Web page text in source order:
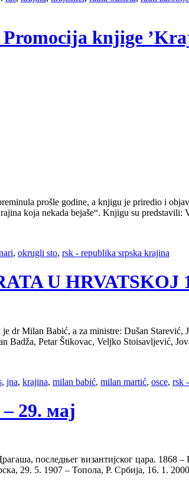
knjige
prošle godine, a knjigu je priredio i
koja nekada bejaše“. Knjigu su
, okrugli sto, rsk - republika srpska krajina
U HRVATSKOJ
dr Milan Babić, a za ministre: Dušan
Badža, Petar Štikovac, Veljko Stoisavljević,
, jna, krajina, milan babić, milan martić, osce, rsk
29. мај
последњег византијског цара.
29. 5. 1907 – Топола, Р. Србија, 16. 1.